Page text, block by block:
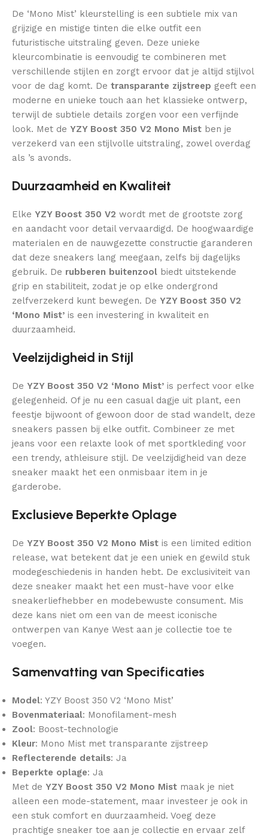
De ‘Mono Mist’ kleurstelling is een subtiele mix van
grijzige en mistige tinten die elke outfit een
futuristische uitstraling geven. Deze unieke
kleurcombinatie is eenvoudig te combineren met
verschillende stijlen en zorgt ervoor dat je altijd stijlvol
voor de dag komt. De transparante zijstreep geeft een
moderne en unieke touch aan het klassieke ontwerp,
terwijl de subtiele details zorgen voor een verfijnde
look. Met de YZY Boost 350 V2 Mono Mist ben je
verzekerd van een stijlvolle uitstraling, zowel overdag
als ’s avonds.
Duurzaamheid en Kwaliteit
Elke YZY Boost 350 V2 wordt met de grootste zorg
en aandacht voor detail vervaardigd. De hoogwaardige
materialen en de nauwgezette constructie garanderen
dat deze sneakers lang meegaan, zelfs bij dagelijks
gebruik. De rubberen buitenzool biedt uitstekende
grip en stabiliteit, zodat je op elke ondergrond
zelfverzekerd kunt bewegen. De YZY Boost 350 V2
‘Mono Mist’ is een investering in kwaliteit en
duurzaamheid.
Veelzijdigheid in Stijl
De YZY Boost 350 V2 ‘Mono Mist’ is perfect voor elke
gelegenheid. Of je nu een casual dagje uit plant, een
feestje bijwoont of gewoon door de stad wandelt, deze
sneakers passen bij elke outfit. Combineer ze met
jeans voor een relaxte look of met sportkleding voor
een trendy, athleisure stijl. De veelzijdigheid van deze
sneaker maakt het een onmisbaar item in je
garderobe.
Exclusieve Beperkte Oplage
De YZY Boost 350 V2 Mono Mist is een limited edition
release, wat betekent dat je een uniek en gewild stuk
modegeschiedenis in handen hebt. De exclusiviteit van
deze sneaker maakt het een must-have voor elke
sneakerliefhebber en modebewuste consument. Mis
deze kans niet om een van de meest iconische
ontwerpen van Kanye West aan je collectie toe te
voegen.
Samenvatting van Specificaties
Model: YZY Boost 350 V2 ‘Mono Mist’
Bovenmateriaal: Monofilament-mesh
Zool: Boost-technologie
Kleur: Mono Mist met transparante zijstreep
Reflecterende details: Ja
Beperkte oplage: Ja
Met de YZY Boost 350 V2 Mono Mist maak je niet
alleen een mode-statement, maar investeer je ook in
een stuk comfort en duurzaamheid. Voeg deze
prachtige sneaker toe aan je collectie en ervaar zelf